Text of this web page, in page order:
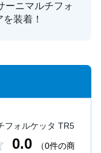
ーニマルチフォ
装着！
フォルケッタ TR5
0.0
（0件の商